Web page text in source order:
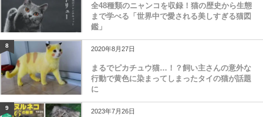
全48種類のニャンコを収録！猫の歴史から生態
まで学べる「世界中で愛される美しすぎる猫図
鑑」
8 2020年8月27日
まるでピカチュウ猫…！？飼い主さんの意外な
行動で黄色に染まってしまったタイの猫が話題
に
9 2023年7月26日